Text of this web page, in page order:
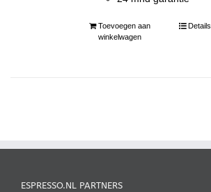
Toevoegen aan
winkelwagen
Details
ESPRESSO.NL PARTNERS